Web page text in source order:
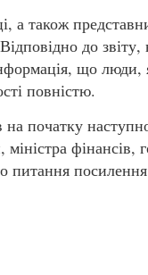
а також
до
що люди,
повністю.
початку
фінансів,
питання